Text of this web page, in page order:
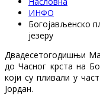
ИНФО
Богојављенско
језеру
Двадесетогодишњи
до Часног крста на
који су пливали у
Јордан.